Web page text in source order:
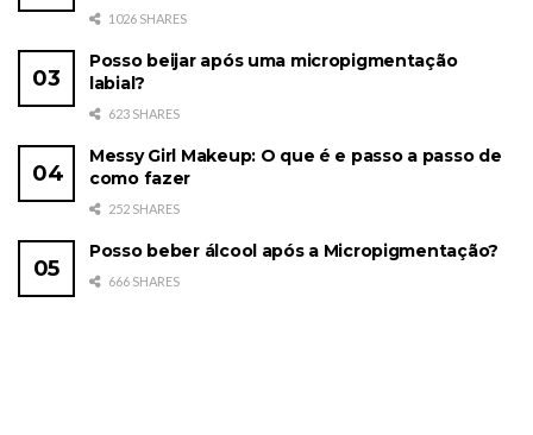
1026 SHARES
Posso beijar após uma micropigmentação
labial?
623 SHARES
Messy Girl Makeup: O que é e passo a passo de
como fazer
252 SHARES
Posso beber álcool após a Micropigmentação?
666 SHARES